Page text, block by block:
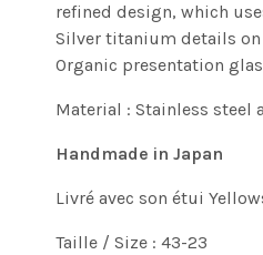
refined design, which
Silver titanium details
Organic presentation
Material : Stainless steel
Handmade in Japan
Livré avec son étui
Taille / Size : 43-23